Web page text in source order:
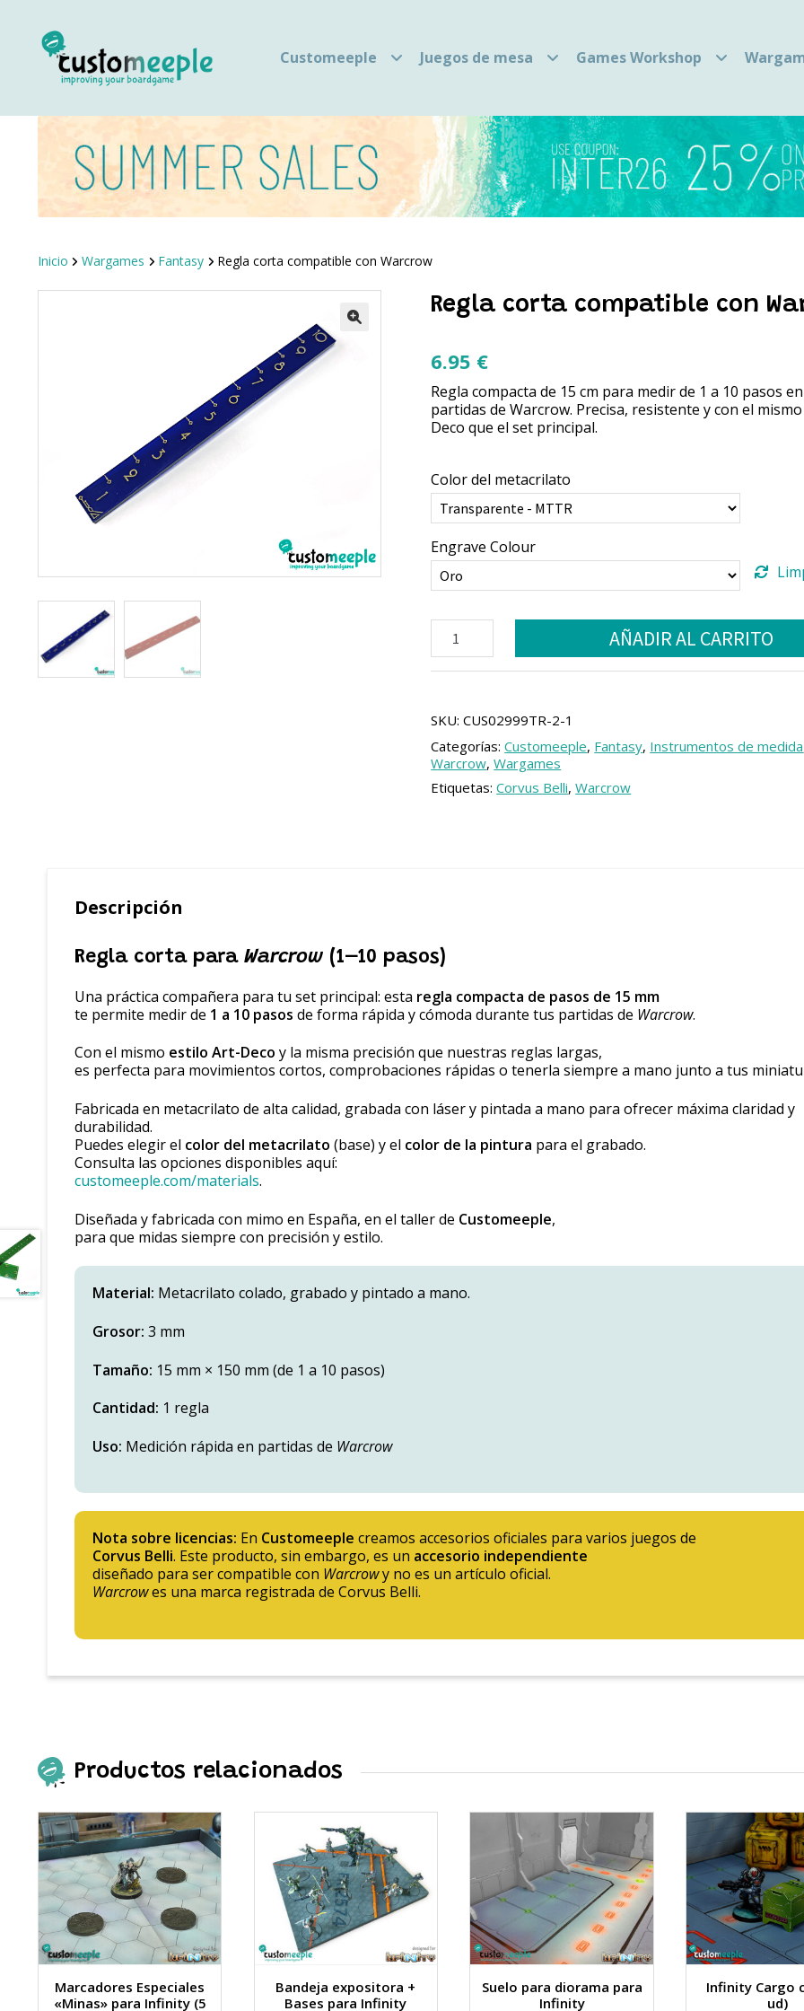
Customeeple Juegos de mesa Games Workshop
Inicio Wargames Fantasy Regla corta compatible con Warcrow
Regla corta compatible con
6.95 €
Regla compacta de 15 cm para medir de 1 a 10 pasos
partidas de Warcrow. Precisa, resistente y con el
Deco que el set principal.
Color del metacrilato
Engrave Colour
corta
compatible
cantidad
AÑADIR AL CARRITO
SKU:CUS02999TR-2-1
Categorías:Customeeple, Fantasy, Instrumentos de medida
Warcrow,Wargames
Etiquetas:Corvus Belli,Warcrow
Descripción
Regla corta para Warcrow(1–10 pasos)
Una práctica compañera para tu set principal: esta regla compacta de pasos de 15 mm
te permite medir de 1 a 10 pasos de forma rápida y cómoda durante tus partidas de Warcrow.
Con el mismo estilo Art-Deco y la misma precisión que nuestras reglas largas,
es perfecta para movimientos cortos, comprobaciones rápidas o tenerla siempre a mano junto a tus
Fabricada en metacrilato de alta calidad, grabada con láser y pintada a mano para ofrecer máxima claridad y
durabilidad.
Puedes elegir el color del metacrilato (base) y el color de la pintura para el grabado.
Consulta las opciones disponibles aquí:
customeeple.com/materials.
Diseñada y fabricada con mimo en España, en el taller de Customeeple,
para que midas siempre con precisión y estilo.
Material: Metacrilato colado, grabado y pintado a mano.
Grosor: 3 mm
Tamaño: 15 mm × 150 mm (de 1 a 10 pasos)
Cantidad: 1 regla
Uso: Medición rápida en partidas de Warcrow
Nota sobre licencias: En Customeeple creamos accesorios oficiales para varios juegos de
Corvus Belli. Este producto, sin embargo, es un accesorio independiente
diseñado para ser compatible con Warcrowy no es un artículo oficial.
Warcrowes una marca registrada de Corvus Belli.
Productos relacionados
Marcadores Especiales
«Minas» para Infinity (5
Bandeja expositora +
Bases para Infinity
Suelo para diorama para
Infinity
Infinity Cargo
ud)